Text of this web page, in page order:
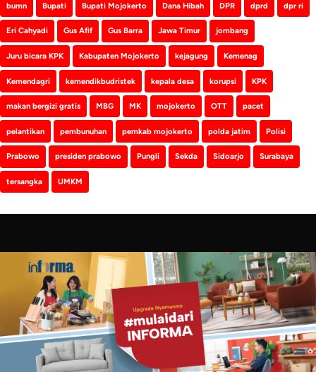
bumn Bupati Bupati Mojokerto Dana Hibah DPR dprd dpr ri
Eri Cahyadi Gus Afif Gus Barra Jawa Timur jombang
Juru bicara KPK Kabupaten Mojokerto kejagung Kemenag
Kemendagri kemendikbudristek kepala desa korupsi KPK
makan bergizi gratis MBG MK mojokerto OTT pacet
pelantikan pembunuhan pemkab mojokerto polda jatim Polisi
Prabowo presiden prabowo Pungli Sekda Sidoarjo Surabaya
tersangka UMKM